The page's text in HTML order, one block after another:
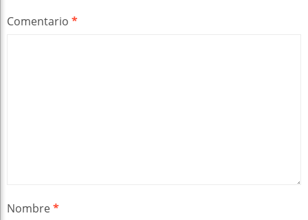
Comentario *
Nombre*